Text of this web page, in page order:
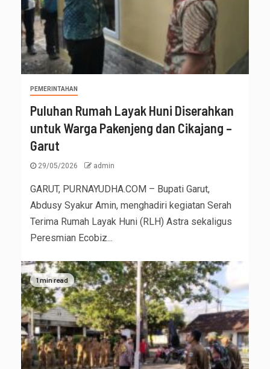
PEMERINTAHAN
Puluhan Rumah Layak Huni Diserahkan
untuk Warga Pakenjeng dan Cikajang –
Garut
29/05/2026 admin
GARUT, PURNAYUDHA.COM – Bupati Garut,
Abdusy Syakur Amin, menghadiri kegiatan Serah
Terima Rumah Layak Huni (RLH) Astra sekaligus
Peresmian Ecobiz...
1 min read